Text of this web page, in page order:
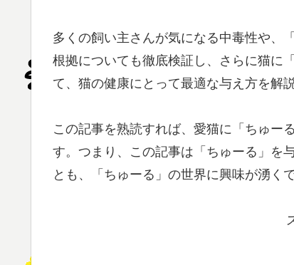
多くの飼い主さんが気になる中毒性や、
根拠についても徹底検証し、さらに猫に
て、猫の健康にとって最適な与え方を解説
この記事を熟読すれば、愛猫に「ちゅー
す。つまり、この記事は「ちゅーる」を
とも、「ちゅーる」の世界に興味が湧く